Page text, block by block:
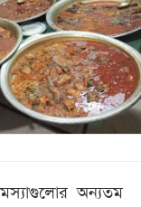
অন্যতম